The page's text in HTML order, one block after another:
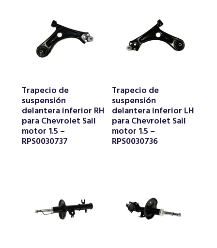
Trapecio de
suspensión
delantera inferior RH
para Chevrolet Sail
motor 1.5 –
RPS0030737
Trapecio de
suspensión
delantera inferior LH
para Chevrolet Sail
motor 1.5 –
RPS0030736